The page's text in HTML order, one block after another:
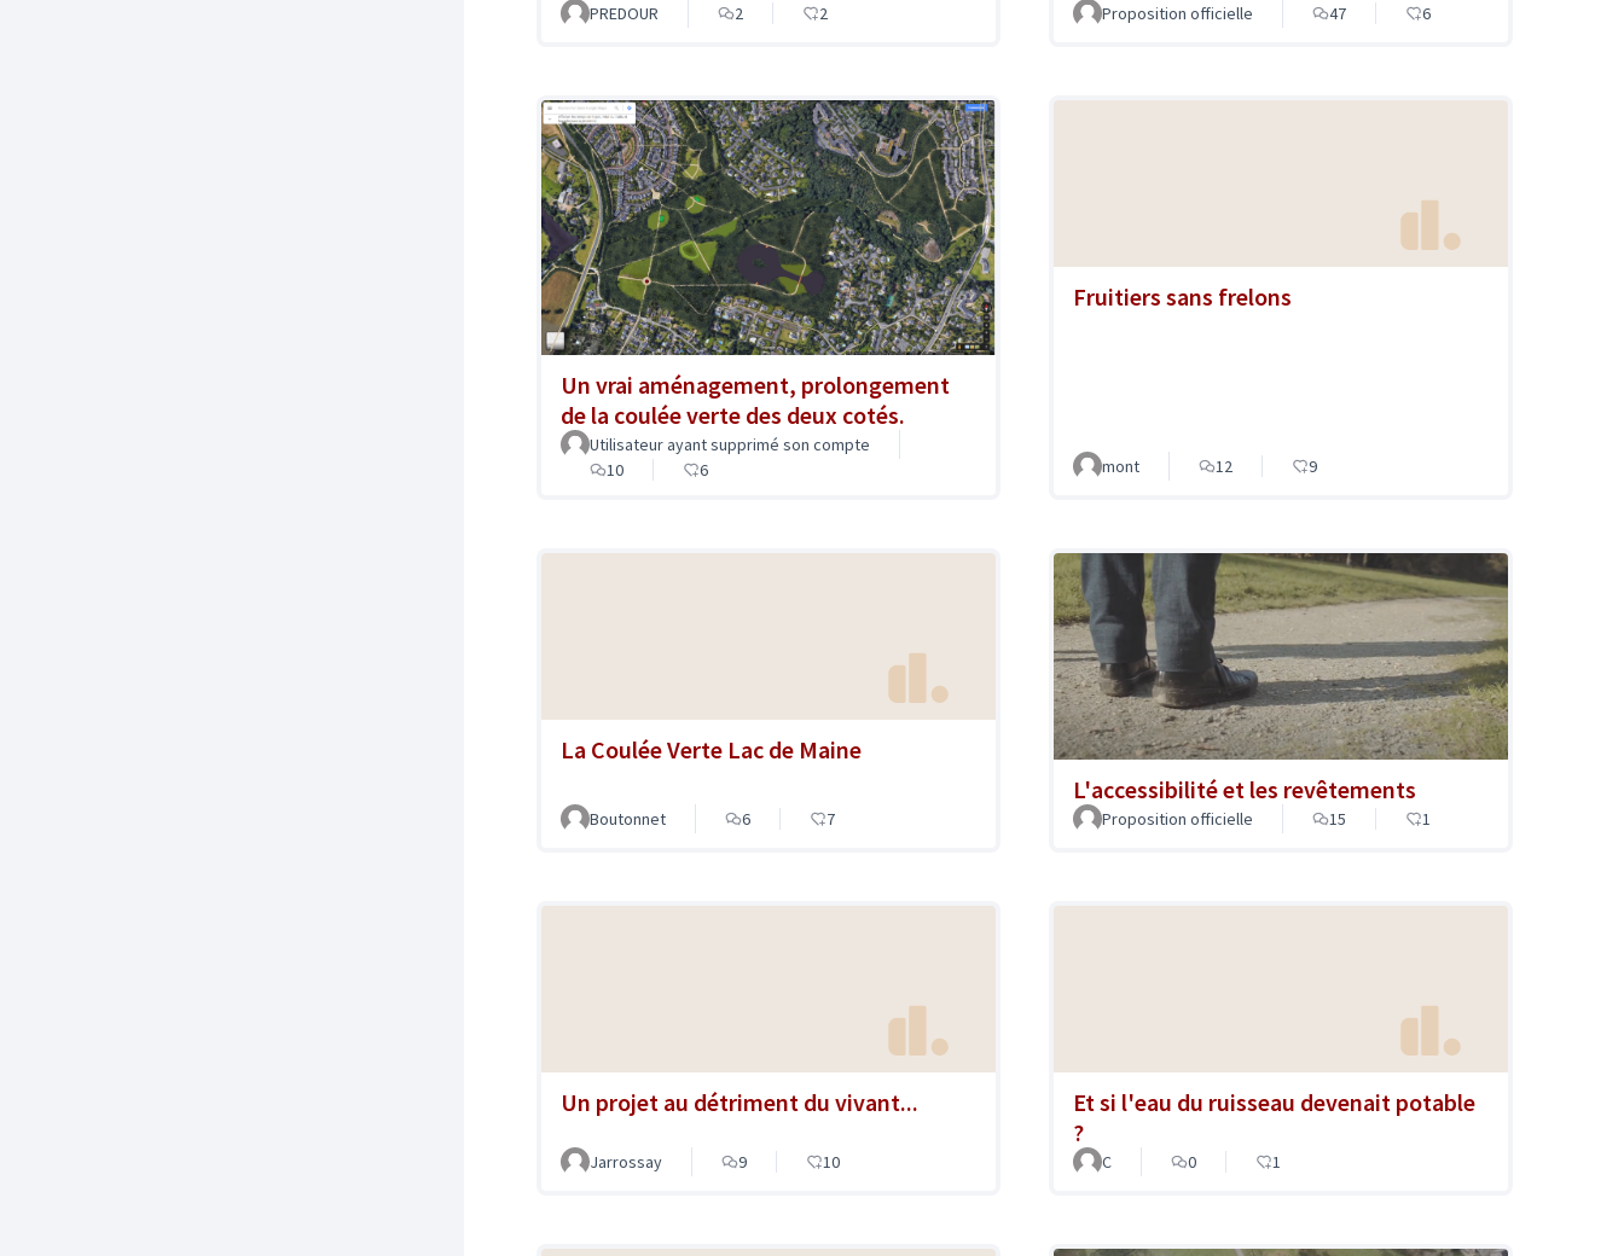
PREDOUR 2 2 Proposition officielle 47 6
Un vrai aménagement, prolongement
de la coulée verte des deux cotés.
Utilisateur ayant supprimé son compte
10
6
Fruitiers sans frelons
mont 12 9
La Coulée Verte Lac de Maine
Boutonnet 6 7
L'accessibilité et les revêtements
Proposition officielle 15 1
Un projet au détriment du vivant...
Jarrossay 9 10
Et si l'eau du ruisseau devenait potable
?
C 0 1